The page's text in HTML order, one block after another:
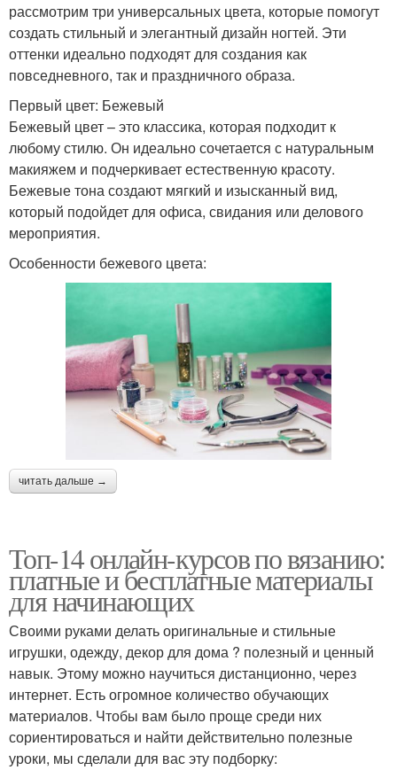
рассмотрим три универсальных цвета, которые помогут
создать стильный и элегантный дизайн ногтей. Эти
оттенки идеально подходят для создания как
повседневного, так и праздничного образа.
Первый цвет: Бежевый
Бежевый цвет – это классика, которая подходит к
любому стилю. Он идеально сочетается с натуральным
макияжем и подчеркивает естественную красоту.
Бежевые тона создают мягкий и изысканный вид,
который подойдет для офиса, свидания или делового
мероприятия.
Особенности бежевого цвета:
читать дальше →
Топ-14 онлайн-курсов по вязанию:
платные и бесплатные материалы
для начинающих
Своими руками делать оригинальные и стильные
игрушки, одежду, декор для дома ? полезный и ценный
навык. Этому можно научиться дистанционно, через
интернет. Есть огромное количество обучающих
материалов. Чтобы вам было проще среди них
сориентироваться и найти действительно полезные
уроки, мы сделали для вас эту подборку: